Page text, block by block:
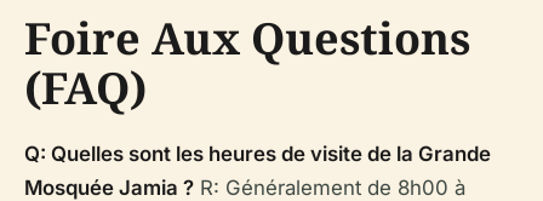
Foire Aux Questions
(FAQ)
Q: Quelles sont les heures de visite de la Grande
Mosquée Jamia ? R: Généralement de 8h00 à